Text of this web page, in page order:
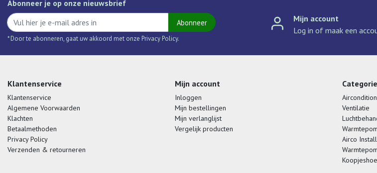
Abonneer je op onze nieuwsbrief
Abonneer
* Door te abonneren, gaat uw akkoord met onze Privacy Policy.
Mijn account
Log in of maak een
Klantenservice
Klantenservice
Algemene Voorwaarden
Klachten
Betaalmethoden
Privacy Policy
Verzenden & retourneren
Mijn account
Inloggen
Mijn bestellingen
Mijn verlanglijst
Vergelijk producten
Ventilatie
Airco